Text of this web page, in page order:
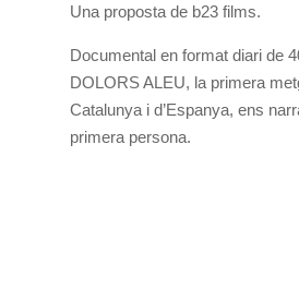
Una proposta de b23 films.
Documental en format diari de
DOLORS ALEU, la primera
Catalunya i d’Espanya, ens
primera persona.